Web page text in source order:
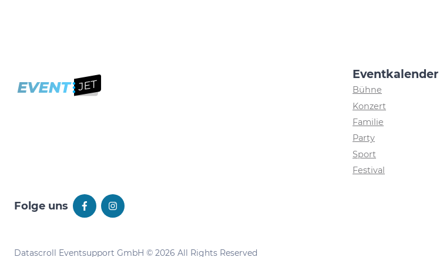
Eventkalender
Bühne
Konzert
Familie
Party
Sport
Festival
Folge uns
Datascroll Eventsupport GmbH © 2026 All Rights Reserved